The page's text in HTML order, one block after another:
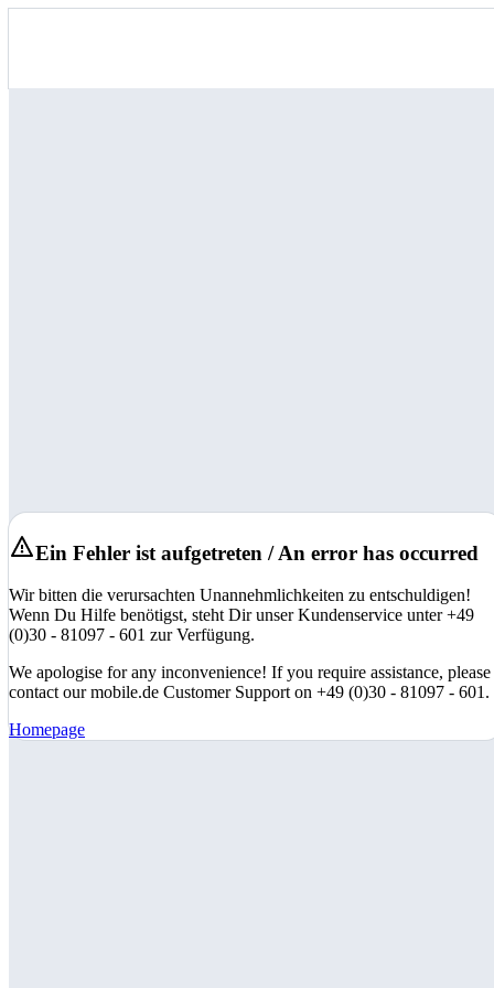
Ein Fehler ist aufgetreten / An error has occurred
Wir bitten die verursachten Unannehmlichkeiten zu entschuldigen!
Wenn Du Hilfe benötigst, steht Dir unser Kundenservice unter +49
(0)30 - 81097 - 601 zur Verfügung.
We apologise for any inconvenience! If you require assistance, please
contact our mobile.de Customer Support on +49 (0)30 - 81097 - 601.
Homepage